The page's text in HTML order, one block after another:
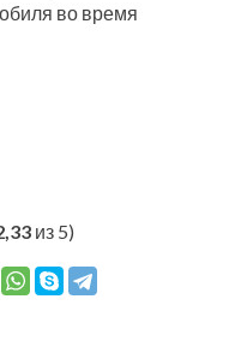
во время
из 5)